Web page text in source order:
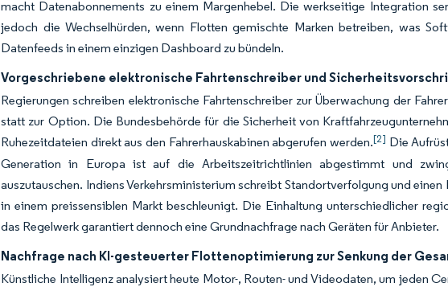
macht Datenabonnements zu einem Margenhebel. Die werkseitige Integration
jedoch die Wechselhürden, wenn Flotten gemischte Marken betreiben, was
Datenfeeds in einem einzigen Dashboard zu bündeln.
Vorgeschriebene elektronische Fahrtenschreiber und
Regierungen schreiben elektronische Fahrtenschreiber zur Überwachung der
statt zur Option. Die Bundesbehörde für die Sicherheit von
Ruhezeitdateien direkt aus den Fahrerhauskabinen abgerufen werden.[2] Die
Generation in Europa ist auf die Arbeitszeitrichtlinien abgestimmt und
auszutauschen. Indiens Verkehrsministerium schreibt Standortverfolgung und
in einem preissensiblen Markt beschleunigt. Die Einhaltung unterschiedlicher
das Regelwerk garantiert dennoch eine Grundnachfrage nach Geräten für Anbieter.
Nachfrage nach KI-gesteuerter Flottenoptimierung zur Senkung der
Künstliche Intelligenz analysiert heute Motor-, Routen- und Videodaten, um jeden